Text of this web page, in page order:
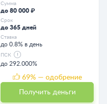
Сумма
до 80 000 ₽
Срок
до 365 дней
Ставка
до 0.8% в день
ПСК
до 292.000%
69% — одобрение
Получить деньги